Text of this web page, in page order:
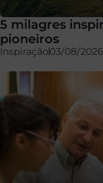
5 milagres
pioneiros
Inspiração03/08/2026